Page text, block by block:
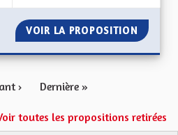
VOIR LA PROPOSITION
› Dernière »
toutes les propositions retirées